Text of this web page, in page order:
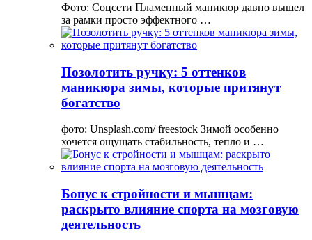
Фото: Соцсети Пламенный маникюр давно вышел
за рамки просто эффектного …
Позолотить ручку: 5 оттенков
маникюра зимы, которые притянут
богатство
фото: Unsplash.com/ freestock Зимой особенно
хочется ощущать стабильность, тепло и …
Бонус к стройности и мышцам:
раскрыто влияние спорта на мозговую
деятельность